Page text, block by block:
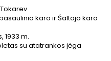
karo ir Šaltojo karo
1933 m.
su atatrankos jėga